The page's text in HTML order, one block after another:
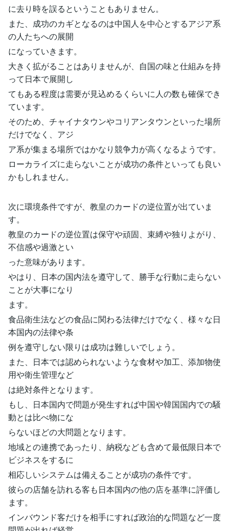
に去り時を誤るということもありません。
また、成功のカギとなるのは中国人を中心とするアジア系
の人たちへの展開
になっていきます。
大きく拡がることはありませんが、自国の味と仕組みを持
って日本で展開し
てもある程度は需要が見込めるくらいに人の数も確保でき
ています。
そのため、チャイナタウンやコリアンタウンといった場所
だけでなく、アジ
ア系が集まる場所ではかなり競争力が高くなるようです。
ローカライズに走らないことが成功の条件といっても良い
かもしれません。
次に環境条件ですが、教皇のカードの逆位置が出ていま
す。
教皇のカードの逆位置は保守や頑固、束縛や独りよがり、
不信感や過激とい
った意味があります。
やはり、日本の国内法を遵守して、勝手な行動に走らない
ことが大事になり
ます。
食品衛生法などの食品に関わる法律だけでなく、様々な日
本国内の法律や条
例を遵守しない限りは成功は難しいでしょう。
また、日本では認められないような食材や加工、添加物使
用や衛生管理など
は絶対条件となります。
もし、日本国内で問題が発生すれば中国や韓国国内での騒
動とは比べ物にな
らないほどの大問題となります。
地域との連携であったり、納税なども含めて最低限日本で
ビジネスをするに
相応しいシステムは備えることが成功の条件です。
彼らの店舗を訪れる客も日本国内の他の店を基準に評価し
ます。
インバウンド客だけを相手にすれば政治的な問題など一度